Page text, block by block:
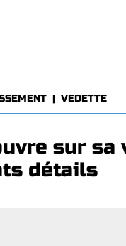
| VEDETTE
sur
détails